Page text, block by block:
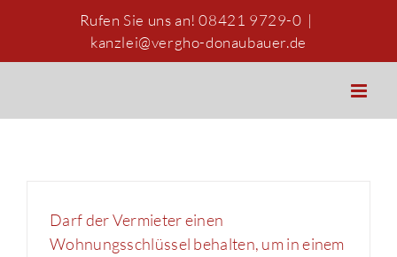
springen
Rufen Sie uns an! 08421 9729-0 |
kanzlei@vergho-donaubauer.de
Darf der Vermieter einen
Wohnungsschlüssel behalten, um in einem